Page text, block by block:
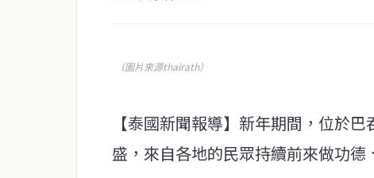
（圖片來源thairath）
【泰國新聞報導】新年期間，位於
盛，來自各地的民眾持續前來做功德